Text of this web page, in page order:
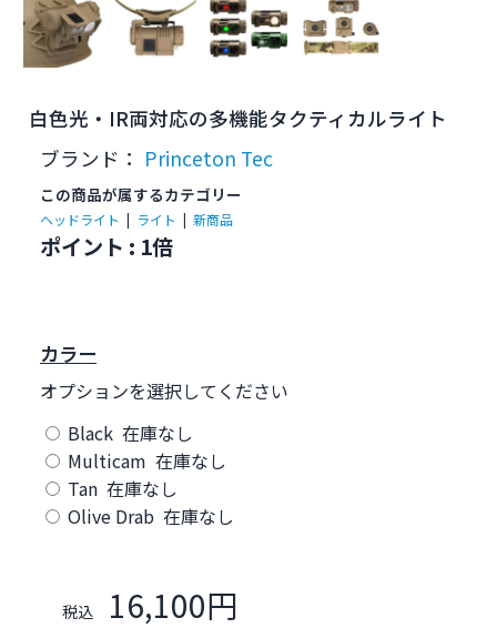
白色光・IR両対応の多機能タクティカルライト
ブランド： Princeton Tec
この商品が属するカテゴリー
ヘッドライト | ライト | 新商品
ポイント : 1倍
カラー
オプションを選択してください
Black 在庫なし
Multicam 在庫なし
Tan 在庫なし
Olive Drab 在庫なし
税込 16,100円